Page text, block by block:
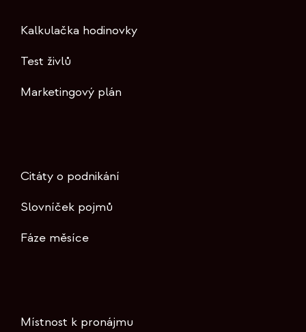
Kalkulačka hodinovky
Test živlů
Marketingový plán
Citáty o podnikání
Slovníček pojmů
Fáze měsíce
Místnost k pronájmu